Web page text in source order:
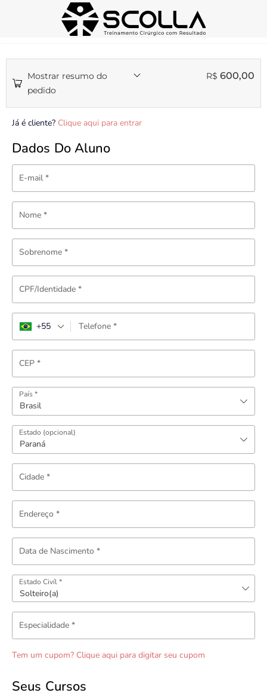
Mostrar resumo do
pedido
R$ 600,00
Já é cliente? Clique aqui para entrar
Dados Do Aluno
E-mail *
Nome *
Sobrenome *
CPF/Identidade *
Telefone *
+55
CEP *
País*
Brasil
Estado (opcional)
Paraná
Cidade *
Endereço *
Data de Nascimento *
Estado Civíl*
Especialidade *
Tem um cupom? Clique aqui para digitar seu cupom
Seus Cursos